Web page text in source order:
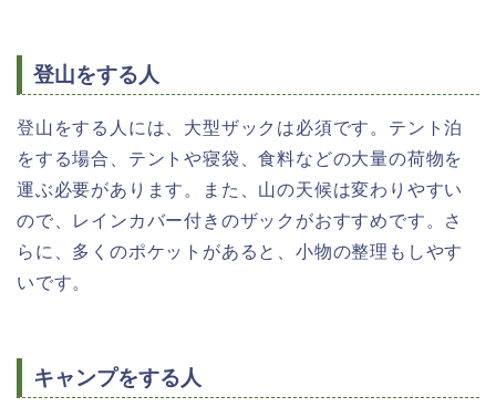
登山をする人
登山をする人には、大型ザックは必須です。テント泊
をする場合、テントや寝袋、食料などの大量の荷物を
運ぶ必要があります。また、山の天候は変わりやすい
ので、レインカバー付きのザックがおすすめです。さ
らに、多くのポケットがあると、小物の整理もしやす
いです。
キャンプをする人